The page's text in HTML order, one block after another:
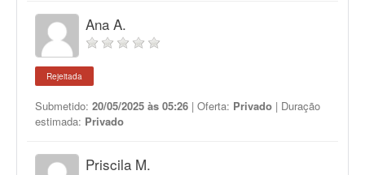
Ana A.
Rejeitada
Submetido: 20/05/2025 às 05:26 | Oferta: Privado | Duração
estimada: Privado
Priscila M.